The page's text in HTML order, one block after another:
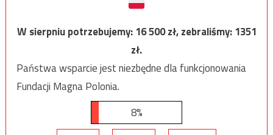
W sierpniu potrzebujemy:16 500zł, zebraliśmy:1351
zł.
Państwa wsparcie jest niezbędne dla funkcjonowania
Fundacji Magna Polonia.
8%